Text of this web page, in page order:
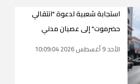
استجابة شعبية لدعوة "انتقالي
حضرموت" إلى عصيان مدني
الأحد 9 أغسطس 2026 10:09:04